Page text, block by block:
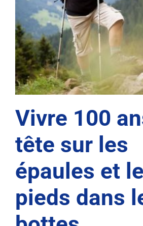
Vivre 100
tête sur les
épaules et
pieds dans